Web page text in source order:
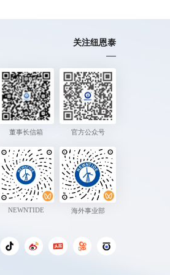
关注纽恩泰
董事长信箱 官方公众号
NEWNTIDE 海外事业部